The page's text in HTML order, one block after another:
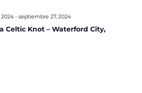
Celtic Knot – Waterford City,
- septiembre 27, 2024